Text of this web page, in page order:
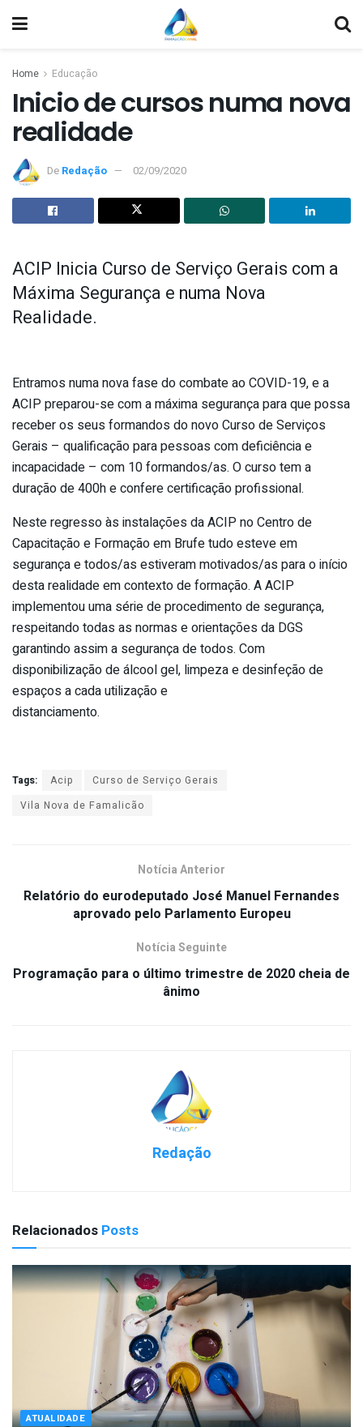
Home Educação
Inicio de cursos numa nova
realidade
De Redação 02/09/2020
ACIP Inicia Curso de Serviço Gerais com a
Máxima Segurança e numa Nova
Realidade.
Entramos numa nova fase do combate ao COVID-19, e a
ACIP preparou-se com a máxima segurança para que possa
receber os seus formandos do novo Curso de Serviços
Gerais – qualificação para pessoas com deficiência e
incapacidade – com 10 formandos/as. O curso tem a
duração de 400h e confere certificação profissional.
Neste regresso às instalações da ACIP no Centro de
Capacitação e Formação em Brufe tudo esteve em
segurança e todos/as estiveram motivados/as para o início
desta realidade em contexto de formação. A ACIP
implementou uma série de procedimento de segurança,
respeitando todas as normas e orientações da DGS
garantindo assim a segurança de todos. Com
disponibilização de álcool gel, limpeza e desinfeção de
espaços a cada utilização e
distanciamento.
Tags: Acip
Curso de Serviço Gerais
Vila Nova de Famalicão
Notícia Anterior
Relatório do eurodeputado José Manuel Fernandes
aprovado pelo Parlamento Europeu
Notícia Seguinte
Programação para o último trimestre de 2020 cheia de
ânimo
Redação
Relacionados Posts
ATUALIDADE